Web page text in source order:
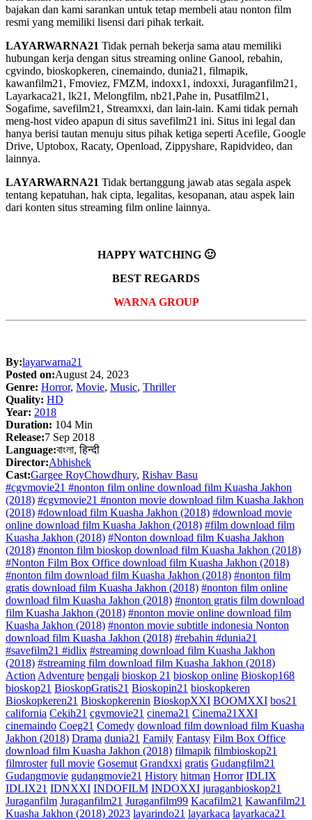
bajakan dan kami sarankan untuk tetap membeli atau nonton film
resmi yang memiliki lisensi dari pihak terkait.
LAYARWARNA21 Tidak pernah bekerja sama atau memiliki
hubungan kerja dengan situs streaming online Ganool, rebahin,
cgvindo, bioskopkeren, cinemaindo, dunia21, filmapik,
kawanfilm21, Fmoviez, FMZM, indoxx1, indoxxi, Juraganfilm21,
Layarkaca21, lk21, Melongfilm, nb21,Pahe in, Pusatfilm21,
Sogafime, savefilm21, Streamxxi, dan lain-lain. Kami tidak pernah
meng-host video apapun di situs savefilm21 ini. Situs ini legal dan
hanya berisi tautan menuju situs pihak ketiga seperti Acefile, Google
Drive, Uptobox, Racaty, Openload, Zippyshare, Rapidvideo, dan
lainnya.
LAYARWARNA21 Tidak bertanggung jawab atas segala aspek
tentang kepatuhan, hak cipta, legalitas, kesopanan, atau aspek lain
dari konten situs streaming film online lainnya.
HAPPY WATCHING 🙂
BEST REGARDS
WARNA GROUP
By:layarwarna21
Posted on:August 24, 2023
Genre: Horror, Movie, Music, Thriller
Quality: HD
Year: 2018
Duration: 104 Min
Release:7 Sep 2018
Language:বাংলা, हिन्दी
Director:Abhishek
Cast:Gargee RoyChowdhury, Rishav Basu
#cgvmovie21 #nonton film online download film Kuasha Jakhon
(2018) #cgvmovie21 #nonton movie download film Kuasha Jakhon
(2018) #download film Kuasha Jakhon (2018) #download movie
online download film Kuasha Jakhon (2018) #film download film
Kuasha Jakhon (2018) #Nonton download film Kuasha Jakhon
(2018) #nonton film bioskop download film Kuasha Jakhon (2018)
#Nonton Film Box Office download film Kuasha Jakhon (2018)
#nonton film download film Kuasha Jakhon (2018) #nonton film
gratis download film Kuasha Jakhon (2018) #nonton film online
download film Kuasha Jakhon (2018) #nonton gratis film download
film Kuasha Jakhon (2018) #nonton movie online download film
Kuasha Jakhon (2018) #nonton movie subtitle indonesia Nonton
download film Kuasha Jakhon (2018) #rebahin #dunia21
#savefilm21 #idlix #streaming download film Kuasha Jakhon
(2018) #streaming film download film Kuasha Jakhon (2018)
Action Adventure bengali bioskop 21 bioskop online Bioskop168
bioskop21 BioskopGratis21 Bioskopin21 bioskopkeren
Bioskopkeren21 Bioskopkerenin BioskopXXI BOOMXXI bos21
california Cekih21 cgvmovie21 cinema21 Cinema21XXI
cinemaindo Coeg21 Comedy download film download film Kuasha
Jakhon (2018) Drama dunia21 Family Fantasy Film Box Office
download film Kuasha Jakhon (2018) filmapik filmbioskop21
filmroster full movie Gosemut Grandxxi gratis Gudangfilm21
Gudangmovie gudangmovie21 History hitman Horror IDLIX
IDLIX21 IDNXXI INDOFILM INDOXXI juraganbioskop21
Juraganfilm Juraganfilm21 Juraganfilm99 Kacafilm21 Kawanfilm21
Kuasha Jakhon (2018) 2023 layarindo21 layarkaca layarkaca21